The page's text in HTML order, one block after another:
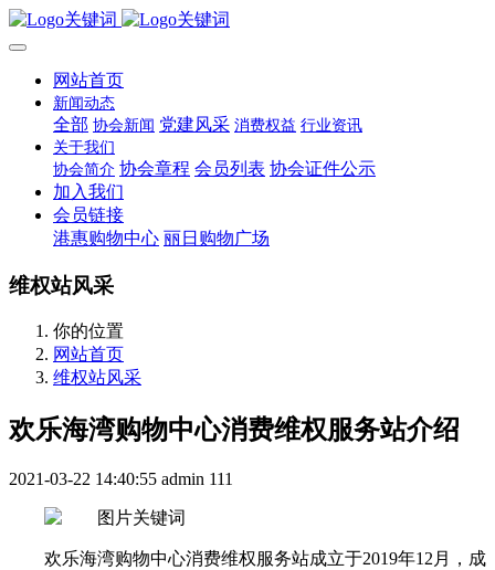
网站首页
新闻动态
全部 协会新闻 党建风采 消费权益 行业资讯
关于我们
协会简介 协会章程 会员列表 协会证件公示
加入我们
会员链接
港惠购物中心 丽日购物广场
维权站风采
你的位置
网站首页
维权站风采
欢乐海湾购物中心消费维权服务站介绍
2021-03-22 14:40:55 admin 111
欢乐海湾购物中心消费维权服务站成立于2019年12月，成